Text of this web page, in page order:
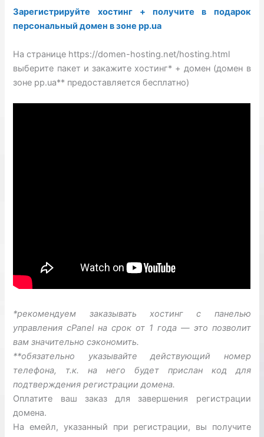
Зарегистрируйте хостинг + получите в подарок
персональный домен в зоне pp.ua
На странице https://domen-hosting.net/hosting.html
выберите пакет и закажите хостинг* + домен (домен в
зоне pp.ua** предоставляется бесплатно)
*рекомендуем заказывать хостинг с панелью
управления cPanel на срок от 1 года — это позволит
вам значительно сэкономить.
**обязательно указывайте действующий номер
телефона, т.к. на него будет прислан код для
подтверждения регистрации домена.
Оплатите ваш заказ для завершения регистрации
домена.
На емейл, указанный при регистрации, вы получите